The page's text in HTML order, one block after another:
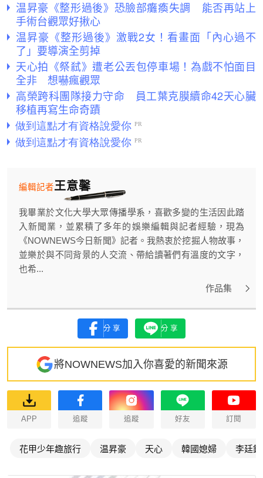
温昇豪《整形過後》恐臉部癱瘓失調 能否再站上
手術台觀眾好揪心
温昇豪《整形過後》激戰2女！看畫面「內心過不
了」要導演全剪掉
天心拍《祭弒》遭老公丟包停車場！為戲不怕面目
全非 想嚇瘋觀眾
高榮跨科團隊接力守命 員工葉克膜續命42天心臟
移植再寫生命奇蹟
王意馨
編輯記者
我畢業於文化大學大眾傳播學系，喜歡多變的生活因此踏
入新聞業，並累積了多年的娛樂編輯與記者經驗，現為
《NOWNEWS今日新聞》記者。我熱衷於挖掘人物故事，
並樂於與不同背景的人交流、帶給讀著們有溫度的文字，
也希...
作品集
分享 分享
將NOWNEWS加入你喜愛的新聞來源
APP 追蹤 追蹤 好友 訂閱
花甲少年趣旅行 温昇豪 天心 韓國媳婦 李廷鎮